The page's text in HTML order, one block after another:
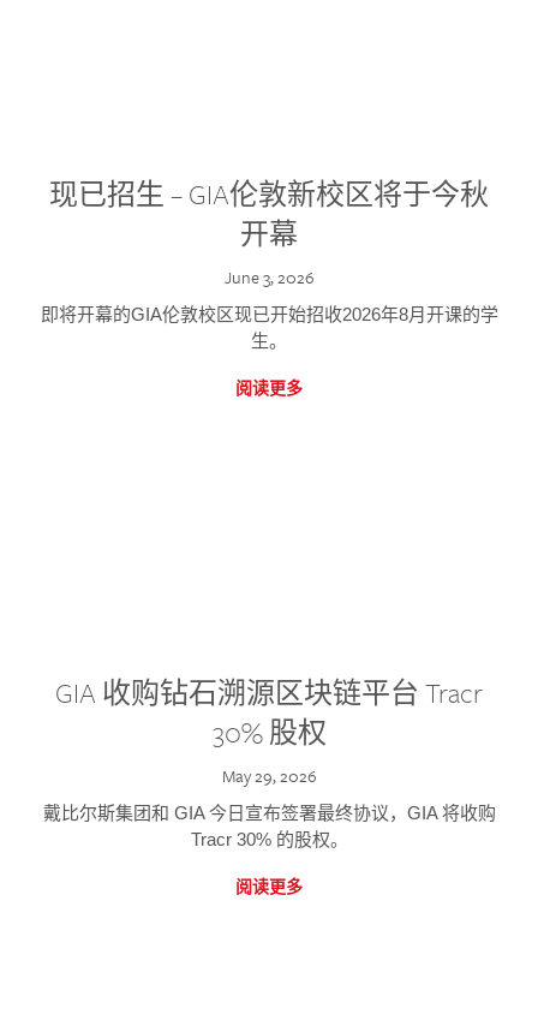
现已招生 – GIA伦敦新校区将于今秋
开幕
June 3, 2026
即将开幕的GIA伦敦校区现已开始招收2026年8月开课的学
生。
阅读更多
GIA 收购钻石溯源区块链平台 Tracr
30% 股权
May 29, 2026
戴比尔斯集团和 GIA 今日宣布签署最终协议，GIA 将收购
Tracr 30% 的股权。
阅读更多